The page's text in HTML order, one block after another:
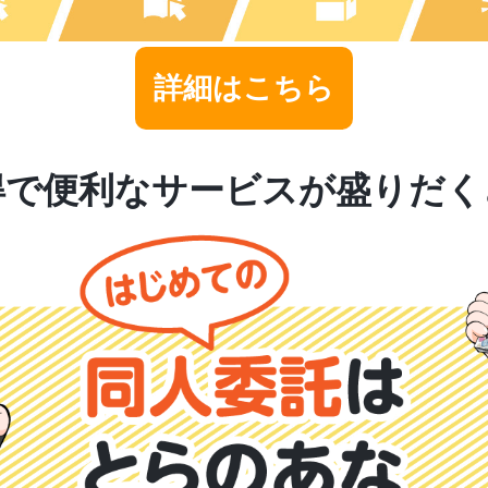
詳細はこちら
便利なサービスが盛りだ